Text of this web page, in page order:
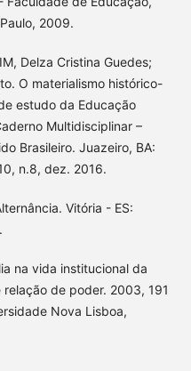
2009.
Delza Cristina Guedes;
O materialismo histórico-
estudo da Educação
Multidisciplinar –
Brasileiro. Juazeiro, BA:
n.8, dez. 2016.
Vitória - ES:
na vida institucional da
de poder. 2003, 191
Nova Lisboa,